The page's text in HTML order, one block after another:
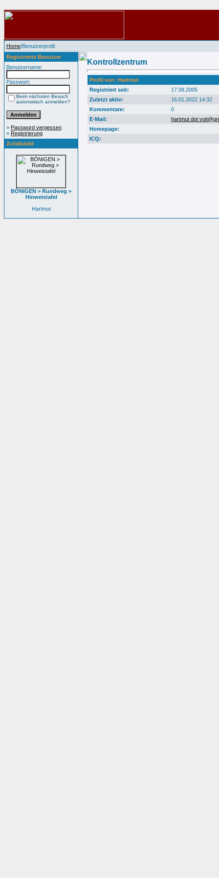
Home/Benutzerprofil
Registrierte Benutzer
Benutzername:
Passwort:
Beim nächsten Besuch
automatisch anmelden?
» Password vergessen
» Registrierung
Zufallsbild
BÖNIGEN > Rundweg >
Hinweistafel
Hartmut
Kontrollzentrum
Profil von: Hartmut
Registriert seit:
17.08.2005
Zuletzt aktiv:
16.01.2022 14:32
Kommentare:
0
E-Mail:
hartmut dot
Homepage:
ICQ: